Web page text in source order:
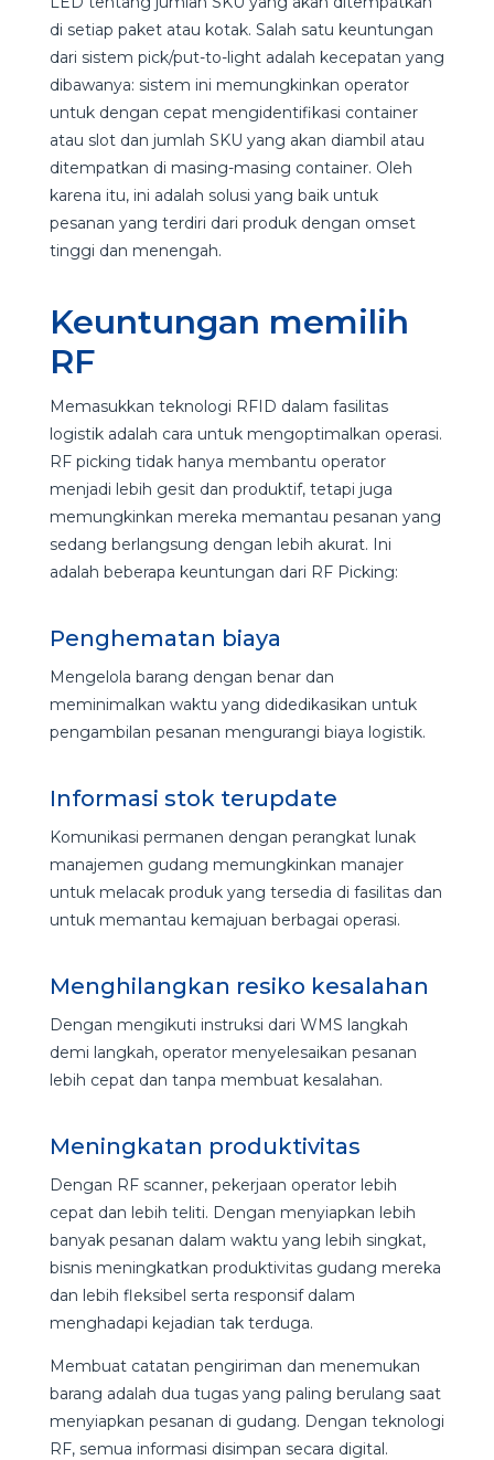
di setiap paket atau kotak. Salah satu keuntungan
dari sistem pick/put-to-light adalah kecepatan yang
dibawanya: sistem ini memungkinkan operator
untuk dengan cepat mengidentifikasi container
atau slot dan jumlah SKU yang akan diambil atau
ditempatkan di masing-masing container. Oleh
karena itu, ini adalah solusi yang baik untuk
pesanan yang terdiri dari produk dengan omset
tinggi dan menengah.
Keuntungan memilih
RF
Memasukkan teknologi RFID dalam fasilitas
logistik adalah cara untuk mengoptimalkan operasi.
RF picking tidak hanya membantu operator
menjadi lebih gesit dan produktif, tetapi juga
memungkinkan mereka memantau pesanan yang
sedang berlangsung dengan lebih akurat. Ini
adalah beberapa keuntungan dari RF Picking:
Penghematan biaya
Mengelola barang dengan benar dan
meminimalkan waktu yang didedikasikan untuk
pengambilan pesanan mengurangi biaya logistik.
Informasi stok terupdate
Komunikasi permanen dengan perangkat lunak
manajemen gudang memungkinkan manajer
untuk melacak produk yang tersedia di fasilitas dan
untuk memantau kemajuan berbagai operasi.
Menghilangkan resiko kesalahan
Dengan mengikuti instruksi dari WMS langkah
demi langkah, operator menyelesaikan pesanan
lebih cepat dan tanpa membuat kesalahan.
Meningkatan produktivitas
Dengan RF scanner, pekerjaan operator lebih
cepat dan lebih teliti. Dengan menyiapkan lebih
banyak pesanan dalam waktu yang lebih singkat,
bisnis meningkatkan produktivitas gudang mereka
dan lebih fleksibel serta responsif dalam
menghadapi kejadian tak terduga.
Membuat catatan pengiriman dan menemukan
barang adalah dua tugas yang paling berulang saat
menyiapkan pesanan di gudang. Dengan teknologi
RF, semua informasi disimpan secara digital.